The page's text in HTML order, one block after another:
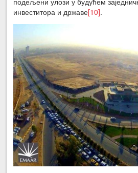
инвеститора и државе[10].